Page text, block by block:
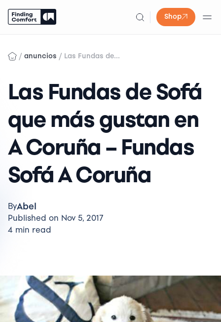
Shop
content
/ anuncios / Las Fundas de...
Las Fundas de Sofá
que más gustan en
A Coruña – Fundas
Sofá A Coruña
ByAbel
Published on Nov 5, 2017
4 min read